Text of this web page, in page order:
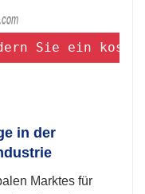
Sie ein
in der
Marktes für